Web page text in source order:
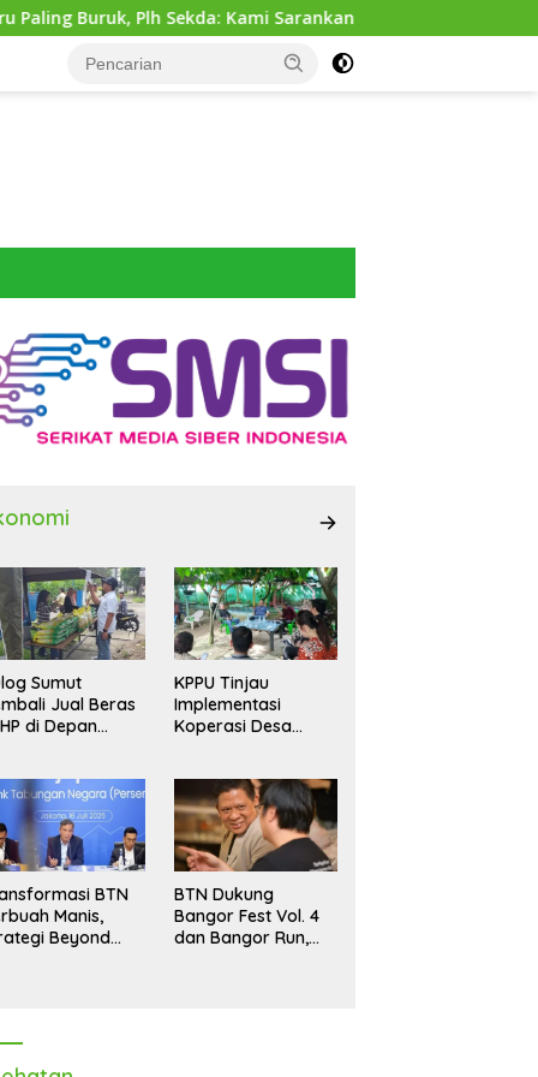
Sekda: Kami Sarankan Dievaluasi
Sumut
Jual Beras
di Depan
Akhir Tahun
KPPU Tinjau
Implementasi
Koperasi Desa
BTN
Manis,
Beyond
BTN Dukung
Bangor Fest Vol. 4
dan Bangor Run,